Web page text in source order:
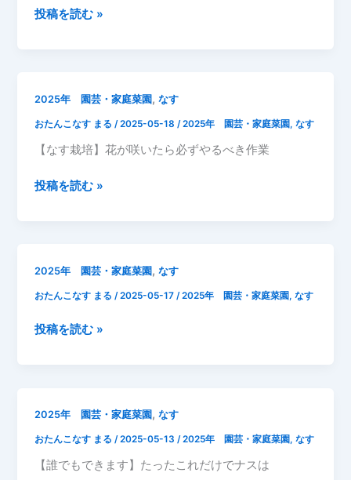
き
成
第
花
の
花
2025
日
な
す
長
投稿を読む »
2025年 園芸・家庭菜園 ,なす
おたんこなす まる/2025-05-18/2025年 園芸・家庭菜園,なす
【なす栽培】花が咲いたら必ずやるべき作業
2025
日
な
つ
投稿を読む »
2025年 園芸・家庭菜園 ,なす
おたんこなす まる/2025-05-17/2025年 園芸・家庭菜園,なす
2025
日
な
す
投稿を読む »
2025年 園芸・家庭菜園 ,なす
おたんこなす まる/2025-05-13/2025年 園芸・家庭菜園,なす
【誰でもできます】たったこれだけでナスは